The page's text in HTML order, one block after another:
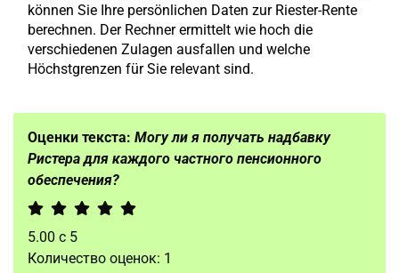
können Sie Ihre persönlichen Daten zur Riester-Rente
berechnen. Der Rechner ermittelt wie hoch die
verschiedenen Zulagen ausfallen und welche
Höchstgrenzen für Sie relevant sind.
Оценки текста: Могу ли я получать надбавку
Ристера для каждого частного пенсионного
обеспечения?
5.00 с 5
Количество оценок: 1